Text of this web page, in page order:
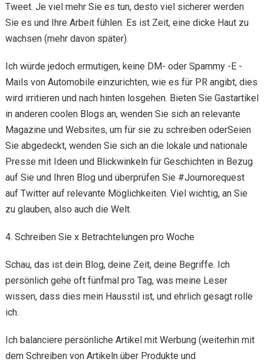
Tweet. Je viel mehr Sie es tun, desto viel sicherer werden
Sie es und Ihre Arbeit fühlen. Es ist Zeit, eine dicke Haut zu
wachsen (mehr davon später).
Ich würde jedoch ermutigen, keine DM- oder Spammy -E -
Mails von Automobile einzurichten, wie es für PR angibt, dies
wird irritieren und nach hinten losgehen. Bieten Sie Gastartikel
in anderen coolen Blogs an, wenden Sie sich an relevante
Magazine und Websites, um für sie zu schreiben oderSeien
Sie abgedeckt, wenden Sie sich an die lokale und nationale
Presse mit Ideen und Blickwinkeln für Geschichten in Bezug
auf Sie und Ihren Blog und überprüfen Sie #Journorequest
auf Twitter auf relevante Möglichkeiten. Viel wichtig, an Sie
zu glauben, also auch die Welt.
4. Schreiben Sie x Betrachtelungen pro Woche
Schau, das ist dein Blog, deine Zeit, deine Begriffe. Ich
persönlich gehe oft fünfmal pro Tag, was meine Leser
wissen, dass dies mein Hausstil ist, und ehrlich gesagt rolle
ich.
Ich balanciere persönliche Artikel mit Werbung (weiterhin mit
dem Schreiben von Artikeln über Produkte und